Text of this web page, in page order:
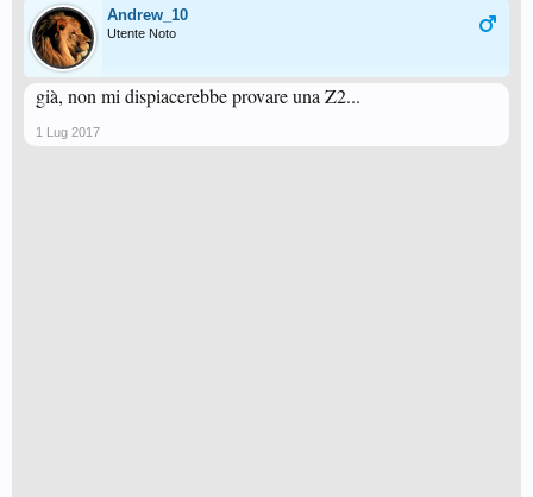
Andrew_10
Utente Noto
già, non mi dispiacerebbe provare una Z2...
1 Lug 2017